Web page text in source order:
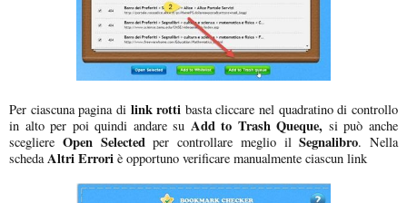
Per ciascuna pagina di link rotti basta cliccare nel quadratino di controllo
in alto per poi quindi andare su Add to Trash Queque, si può anche
scegliere Open Selectedper controllare meglio ilSegnalibro. Nella
schedaAltri Errori è opportuno verificare manualmente ciascun link